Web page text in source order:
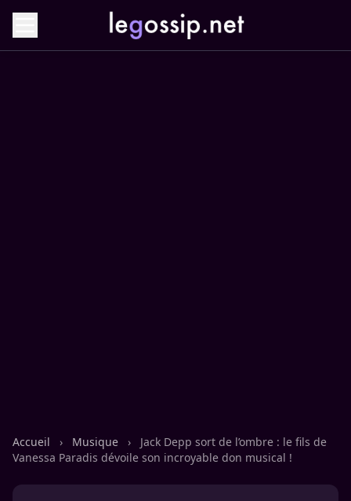
Accueil › Musique ›
Jack Depp sort de l’ombre : le fils de
Vanessa Paradis dévoile son incroyable don musical !